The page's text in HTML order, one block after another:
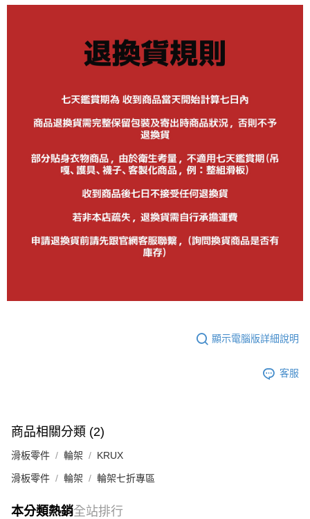
顯示電腦版詳細說明
客服
商品相關分類 (2)
滑板零件 輪架 KRUX
滑板零件 輪架 輪架七折專區
本分類熱銷全站排行